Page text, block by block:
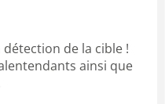
détection de la cible !
ainsi que